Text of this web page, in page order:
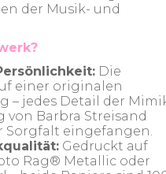
der Musik- und
Die
einer originalen
– jedes Detail der
von Barbra Streisand
eingefangen.
Gedruckt auf
Rag® Metallic oder